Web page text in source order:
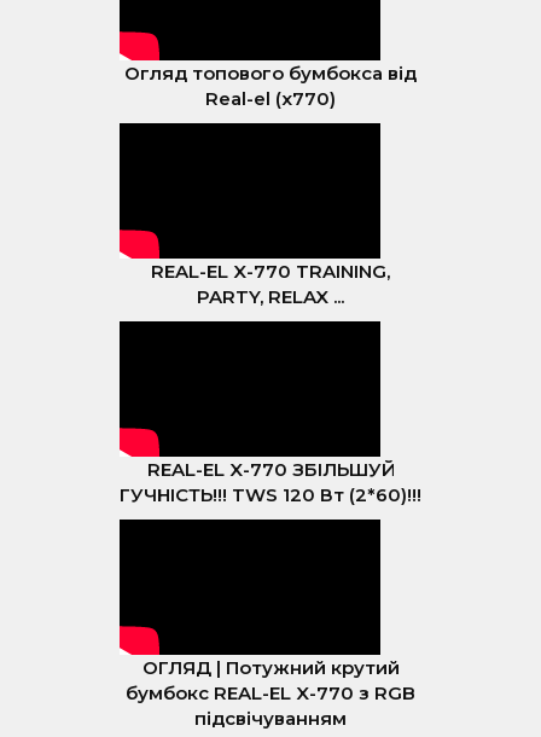
Огляд топового бумбокса від
Real-el (x770)
REAL-EL X-770 TRAINING,
PARTY, RELAX ...
REAL-EL X-770 ЗБІЛЬШУЙ
ГУЧНІСТЬ!!! TWS 120 Вт (2*60)!!!
ОГЛЯД | Потужний крутий
бумбокс REAL-EL X-770 з RGB
підсвічуванням